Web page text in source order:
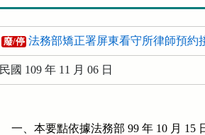
廢/停 法務部矯正署屏東看守所律師預約
民國 109 年 11 月 06 日
一、本要點依據法務部 99 年 10 月 15